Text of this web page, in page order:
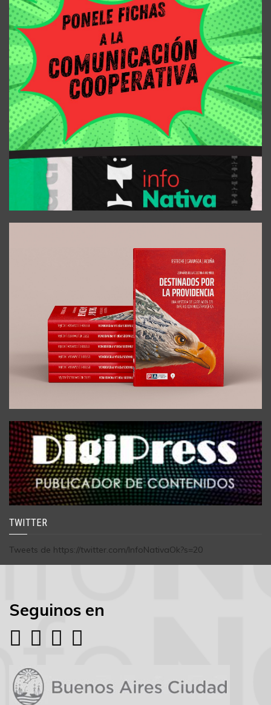
TWITTER
Tweets de https://twitter.com/InfoNativaOk?s=20
Seguinos en